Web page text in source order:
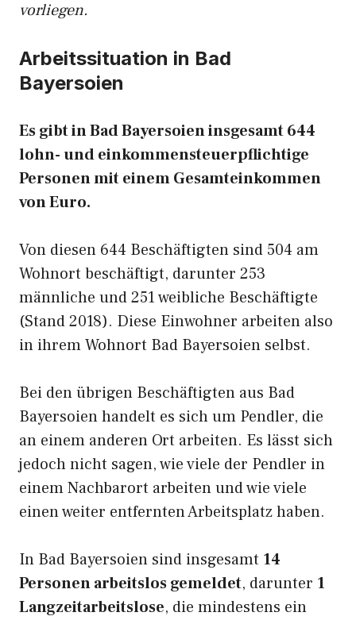
vorliegen.
Arbeitssituation in Bad
Bayersoien
Es gibt in Bad Bayersoien insgesamt 644
lohn- und einkommensteuerpflichtige
Personen mit einem Gesamteinkommen
von Euro.
Von diesen 644 Beschäftigten sind 504 am
Wohnort beschäftigt, darunter 253
männliche und 251 weibliche Beschäftigte
(Stand 2018). Diese Einwohner arbeiten also
in ihrem Wohnort Bad Bayersoien selbst.
Bei den übrigen Beschäftigten aus Bad
Bayersoien handelt es sich um Pendler, die
an einem anderen Ort arbeiten. Es lässt sich
jedoch nicht sagen, wie viele der Pendler in
einem Nachbarort arbeiten und wie viele
einen weiter entfernten Arbeitsplatz haben.
In Bad Bayersoien sind insgesamt 14
Personen arbeitslos gemeldet, darunter 1
Langzeitarbeitslose, die mindestens ein